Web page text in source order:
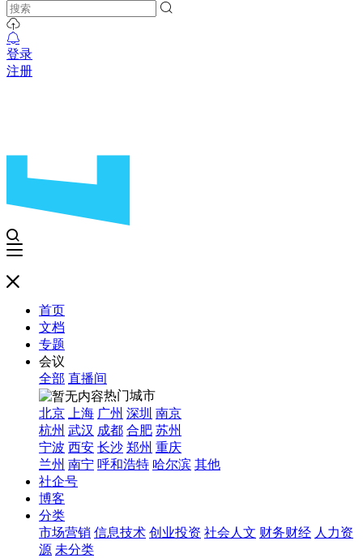
登录
注册
首页
文档
专题
会议
全部 直播间
热门城市
北京
上海 广州 深圳 南京
杭州 武汉 成都 合肥 苏州
宁波 西安 长沙 郑州 重庆
兰州 南宁 呼和浩特 哈尔滨 其他
社企号
博客
分类
市场营销 信息技术 创业投资 社会人文 财务财经 人力资
源 未分类